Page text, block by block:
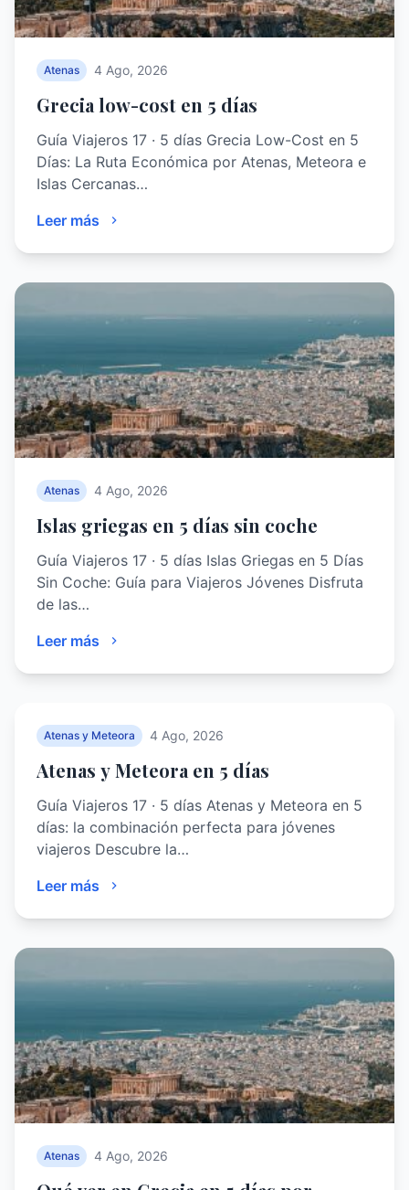
Atenas 4 Ago, 2026
Grecia low-cost en 5 días
Guía Viajeros 17 · 5 días Grecia Low-Cost en 5
Días: La Ruta Económica por Atenas, Meteora e
Islas Cercanas…
Leer más
Atenas 4 Ago, 2026
Islas griegas en 5 días sin coche
Guía Viajeros 17 · 5 días Islas Griegas en 5 Días
Sin Coche: Guía para Viajeros Jóvenes Disfruta
de las…
Leer más
Atenas y Meteora 4 Ago, 2026
Atenas y Meteora en 5 días
Guía Viajeros 17 · 5 días Atenas y Meteora en 5
días: la combinación perfecta para jóvenes
viajeros Descubre la…
Leer más
Atenas 4 Ago, 2026